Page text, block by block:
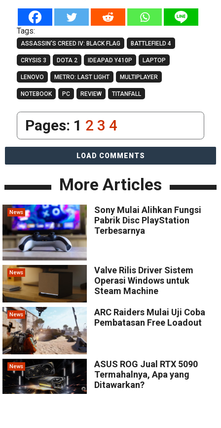
Tags:
ASSASSIN'S CREED IV: BLACK FLAG BATTLEFIELD 4
CRYSIS 3 DOTA 2 IDEAPAD Y410P LAPTOP
LENOVO METRO: LAST LIGHT MULTIPLAYER
NOTEBOOK PC REVIEW TITANFALL
Pages: 1 2 3 4
LOAD COMMENTS
More Articles
News
Sony Mulai Alihkan Fungsi
Pabrik Disc PlayStation
Terbesarnya
News
Valve Rilis Driver Sistem
Operasi Windows untuk
Steam Machine
News
ARC Raiders Mulai Uji Coba
Pembatasan Free Loadout
News
ASUS ROG Jual RTX 5090
Termahalnya, Apa yang
Ditawarkan?